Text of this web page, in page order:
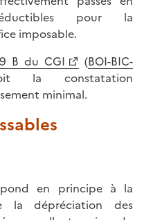
pour la
imposable.
B du CGI (BOI-BIC-
la constatation
minimal.
en principe à la
la dépréciation des